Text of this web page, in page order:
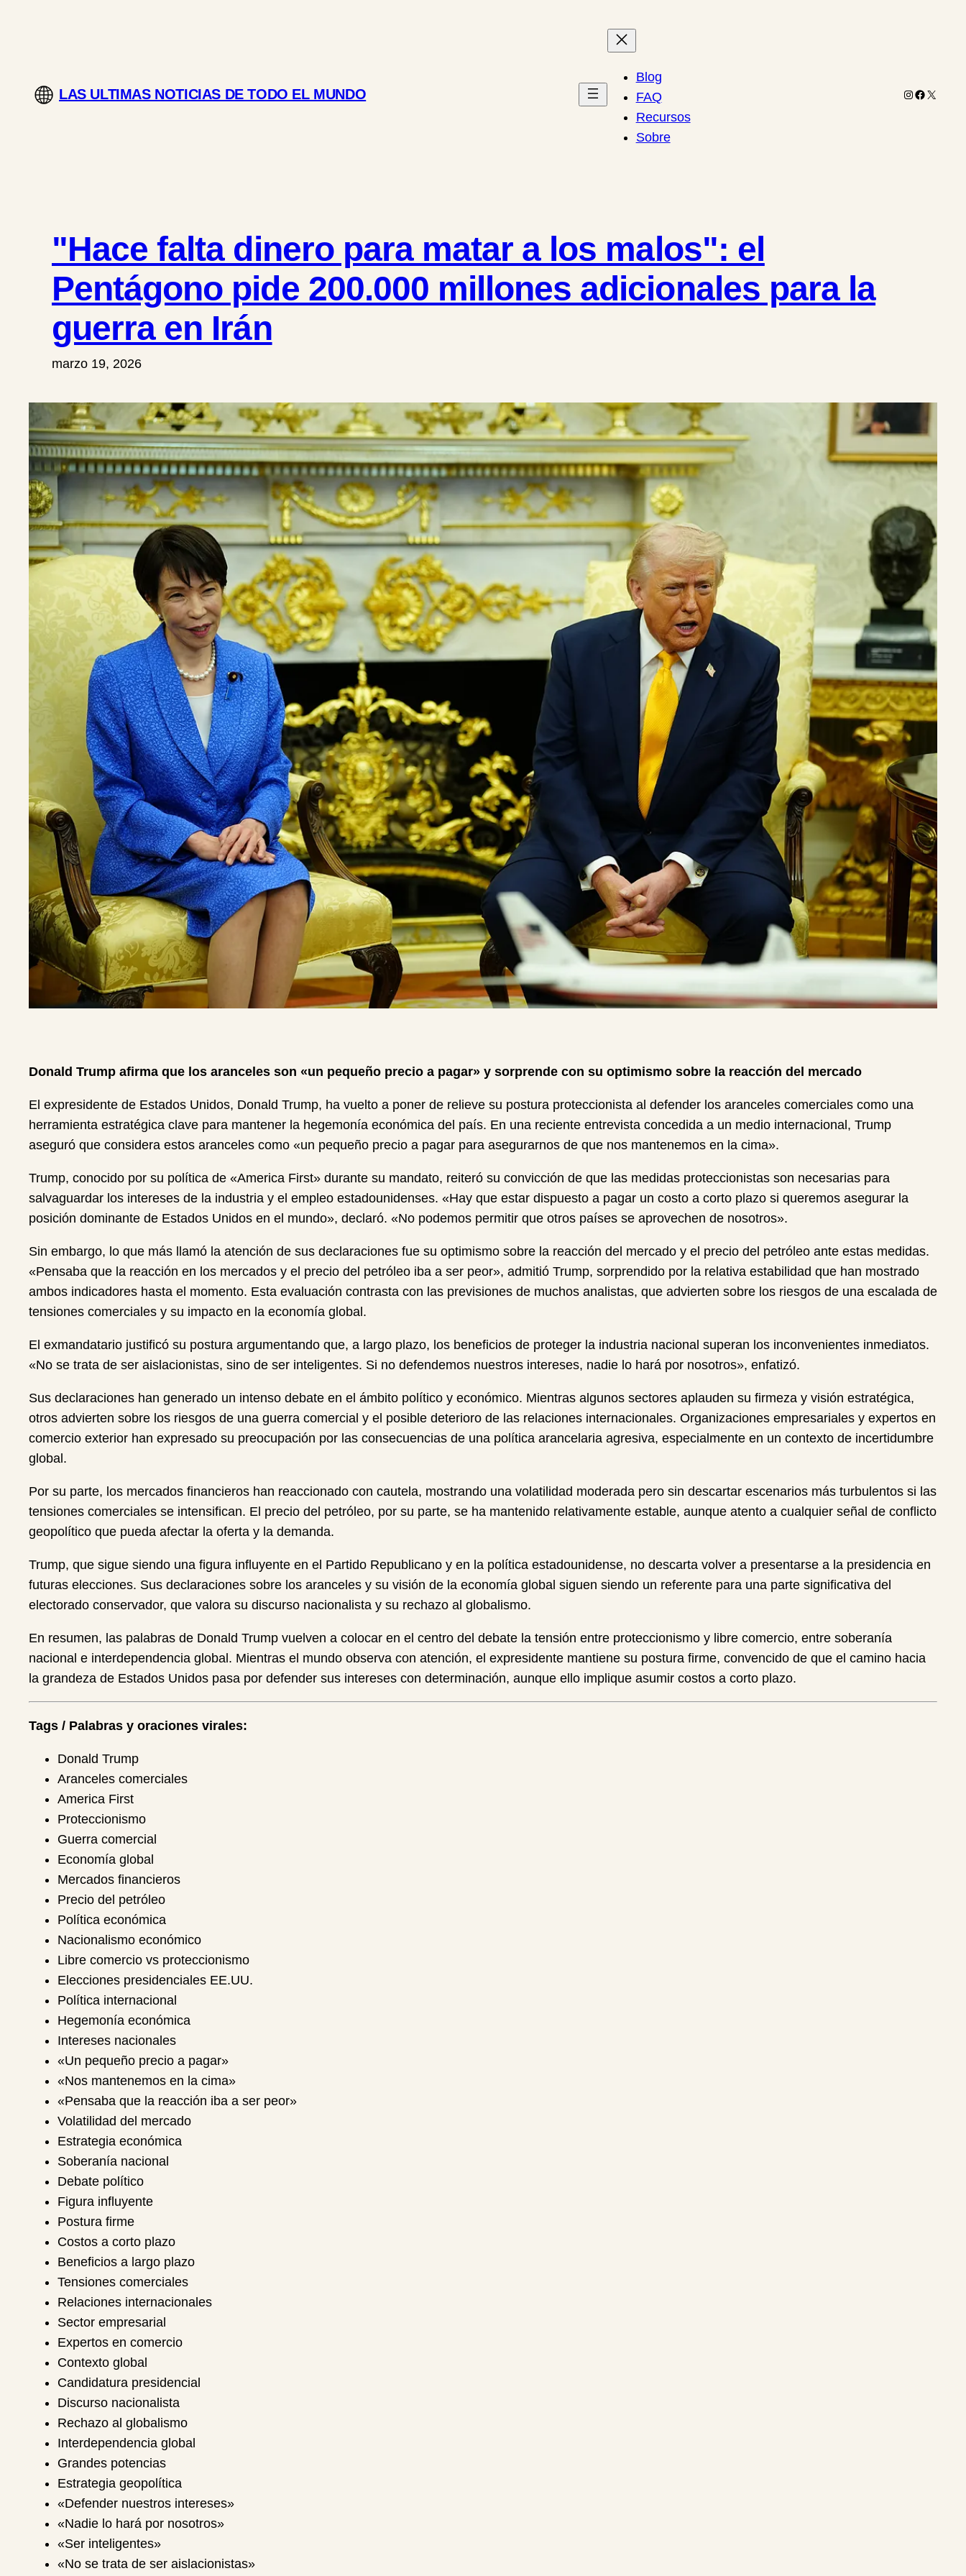
LAS ULTIMAS NOTICIAS DE TODO EL MUNDO
Blog
FAQ
Recursos
Sobre
Instagram
Facebook
X
"Hace falta dinero para matar a los malos": el
Pentágono pide 200.000 millones adicionales para la
guerra en Irán
marzo 19, 2026
Donald Trump afirma que los aranceles son «un pequeño precio a pagar» y sorprende con su optimismo sobre la reacción del mercado
El expresidente de Estados Unidos, Donald Trump, ha vuelto a poner de relieve su postura proteccionista al defender los aranceles comerciales como una
herramienta estratégica clave para mantener la hegemonía económica del país. En una reciente entrevista concedida a un medio internacional, Trump
aseguró que considera estos aranceles como «un pequeño precio a pagar para asegurarnos de que nos mantenemos en la cima».
Trump, conocido por su política de «America First» durante su mandato, reiteró su convicción de que las medidas proteccionistas son necesarias para
salvaguardar los intereses de la industria y el empleo estadounidenses. «Hay que estar dispuesto a pagar un costo a corto plazo si queremos asegurar la
posición dominante de Estados Unidos en el mundo», declaró. «No podemos permitir que otros países se aprovechen de nosotros».
Sin embargo, lo que más llamó la atención de sus declaraciones fue su optimismo sobre la reacción del mercado y el precio del petróleo ante estas medidas.
«Pensaba que la reacción en los mercados y el precio del petróleo iba a ser peor», admitió Trump, sorprendido por la relativa estabilidad que han mostrado
ambos indicadores hasta el momento. Esta evaluación contrasta con las previsiones de muchos analistas, que advierten sobre los riesgos de una escalada de
tensiones comerciales y su impacto en la economía global.
El exmandatario justificó su postura argumentando que, a largo plazo, los beneficios de proteger la industria nacional superan los inconvenientes inmediatos.
«No se trata de ser aislacionistas, sino de ser inteligentes. Si no defendemos nuestros intereses, nadie lo hará por nosotros», enfatizó.
Sus declaraciones han generado un intenso debate en el ámbito político y económico. Mientras algunos sectores aplauden su firmeza y visión estratégica,
otros advierten sobre los riesgos de una guerra comercial y el posible deterioro de las relaciones internacionales. Organizaciones empresariales y expertos en
comercio exterior han expresado su preocupación por las consecuencias de una política arancelaria agresiva, especialmente en un contexto de incertidumbre
global.
Por su parte, los mercados financieros han reaccionado con cautela, mostrando una volatilidad moderada pero sin descartar escenarios más turbulentos si las
tensiones comerciales se intensifican. El precio del petróleo, por su parte, se ha mantenido relativamente estable, aunque atento a cualquier señal de conflicto
geopolítico que pueda afectar la oferta y la demanda.
Trump, que sigue siendo una figura influyente en el Partido Republicano y en la política estadounidense, no descarta volver a presentarse a la presidencia en
futuras elecciones. Sus declaraciones sobre los aranceles y su visión de la economía global siguen siendo un referente para una parte significativa del
electorado conservador, que valora su discurso nacionalista y su rechazo al globalismo.
En resumen, las palabras de Donald Trump vuelven a colocar en el centro del debate la tensión entre proteccionismo y libre comercio, entre soberanía
nacional e interdependencia global. Mientras el mundo observa con atención, el expresidente mantiene su postura firme, convencido de que el camino hacia
la grandeza de Estados Unidos pasa por defender sus intereses con determinación, aunque ello implique asumir costos a corto plazo.
Tags / Palabras y oraciones virales:
Donald Trump
Aranceles comerciales
America First
Proteccionismo
Guerra comercial
Economía global
Mercados financieros
Precio del petróleo
Política económica
Nacionalismo económico
Libre comercio vs proteccionismo
Elecciones presidenciales EE.UU.
Política internacional
Hegemonía económica
Intereses nacionales
«Un pequeño precio a pagar»
«Nos mantenemos en la cima»
«Pensaba que la reacción iba a ser peor»
Volatilidad del mercado
Estrategia económica
Soberanía nacional
Debate político
Figura influyente
Postura firme
Costos a corto plazo
Beneficios a largo plazo
Tensiones comerciales
Relaciones internacionales
Sector empresarial
Expertos en comercio
Contexto global
Candidatura presidencial
Discurso nacionalista
Rechazo al globalismo
Interdependencia global
Grandes potencias
Estrategia geopolítica
«Defender nuestros intereses»
«Nadie lo hará por nosotros»
«Ser inteligentes»
«No se trata de ser aislacionistas»